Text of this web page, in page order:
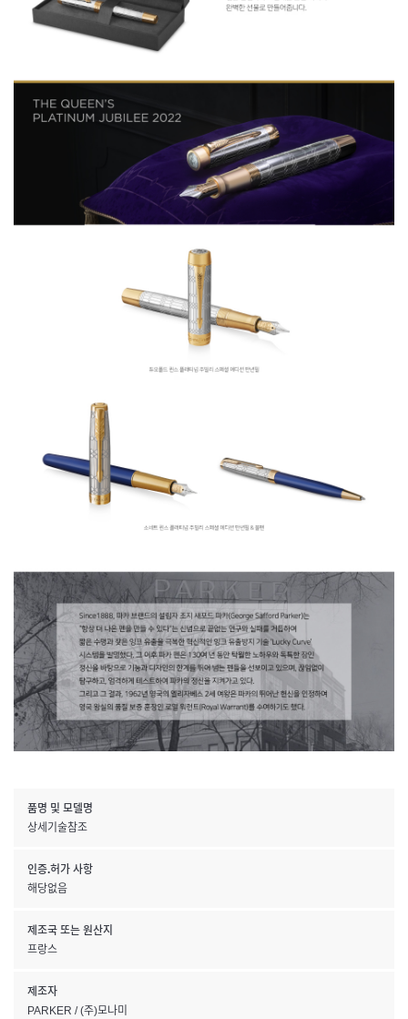
품명 및 모델명
상세기술참조
인증.허가 사항
해당없음
제조국 또는 원산지
프랑스
제조자
PARKER / (주)모나미